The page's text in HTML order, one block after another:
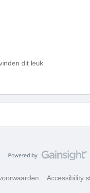
dit leuk
Accessibility